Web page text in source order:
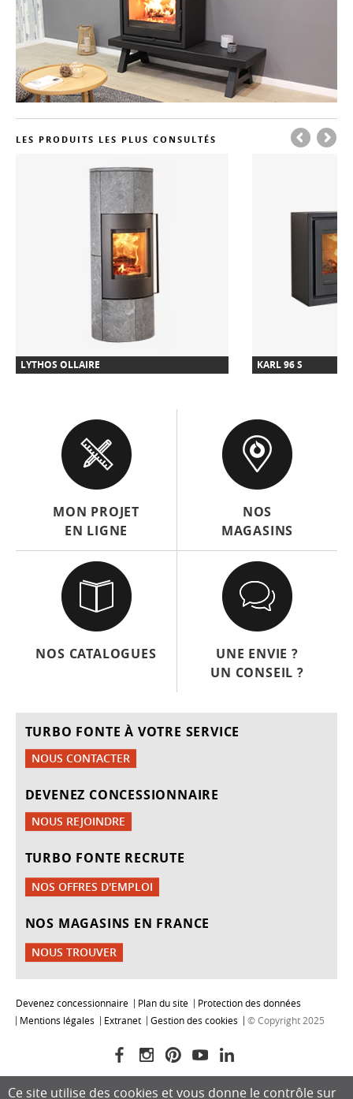
LES PRODUITS LES PLUS CONSULTÉS
LYTHOS OLLAIRE KARL 96 S
MON PROJET
EN LIGNE
NOS
MAGASINS
NOS CATALOGUES
UNE ENVIE ?
UN CONSEIL ?
TURBO FONTE À VOTRE SERVICE
NOUS CONTACTER
DEVENEZ CONCESSIONNAIRE
NOUS REJOINDRE
TURBO FONTE RECRUTE
NOS OFFRES D'EMPLOI
NOS MAGASINS EN FRANCE
NOUS TROUVER
Devenez concessionnaire Plan du site
Protection des données
Mentions légales
Extranet Gestion des cookies © Copyright 2025
Ce site utilise des cookies et vous donne le contrôle sur